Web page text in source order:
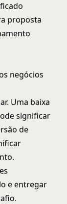
proposta
negócios
Uma baixa
significar
de
e entregar